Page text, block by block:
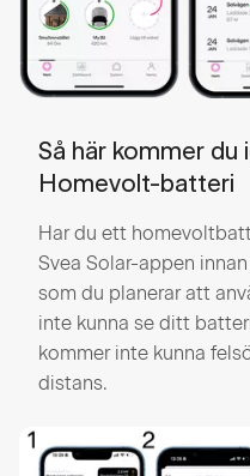
Så här kommer du
Homevolt-batteri
Har du ett
Svea Solar-appen
som du planerar att
inte kunna se ditt
kommer inte kunna
distans.